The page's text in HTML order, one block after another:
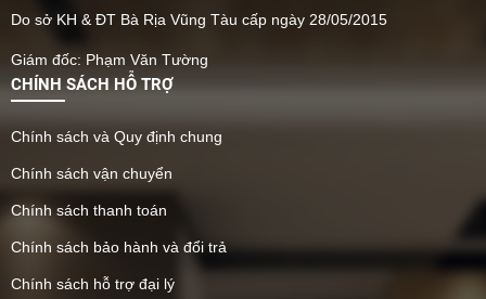
Do sở KH & ĐT Bà Rịa Vũng Tàu cấp ngày 28/05/2015
Giám đốc: Phạm Văn Tường
CHÍNH SÁCH HỖ TRỢ
Chính sách và Quy định chung
Chính sách vận chuyển
Chính sách thanh toán
Chính sách bảo hành và đổi trả
Chính sách hỗ trợ đại lý